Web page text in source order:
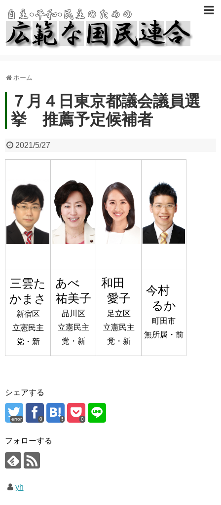
ホーム
７月４日東京都議会議員選
挙 推薦予定候補者
2021/5/27
三雲た
かまさ
新宿区
立憲民主
党・新
あべ
祐美子
品川区
立憲民主
党・新
和田
愛子
足立区
立憲民主
党・新
今村
るか
町田市
無所属・前
シェアする
error 0 0
フォローする
yh